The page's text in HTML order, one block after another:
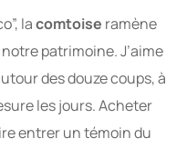
lacomtoise ramène
patrimoine. J’aime
des douze coups, à
les jours. Acheter
entrer un témoin du